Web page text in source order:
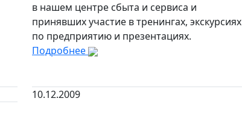
в нашем центре сбыта и сервиса и
принявших участие в тренингах, экскурсиях
по предприятию и презентациях.
Подробнее
10.12.2009